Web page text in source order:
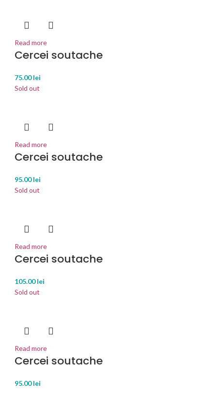
Read more
Cercei soutache
75.00lei
Sold out
Read more
Cercei soutache
95.00lei
Sold out
Read more
Cercei soutache
105.00lei
Sold out
Read more
Cercei soutache
95.00lei